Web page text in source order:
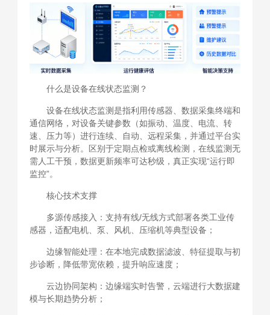
什么是设备在线状态监测？
设备在线状态监测是指利用传感器、数据采集终端和
通信网络，对设备关键参数（如振动、温度、电流、转
速、压力等）进行连续、自动、远程采集，并通过平台实
时展示与分析。区别于定期点检或离线检测，在线监测无
需人工干预，数据更新频率可达秒级，真正实现“运行即
监控”。
核心技术支撑
多源传感接入：支持有线/无线方式部署各类工业传
感器，适配电机、泵、风机、压缩机等典型设备；
边缘智能处理：在本地完成数据滤波、特征提取与初
步诊断，降低带宽依赖，提升响应速度；
云边协同架构：边缘端实时告警，云端进行大数据建
模与长期趋势分析；